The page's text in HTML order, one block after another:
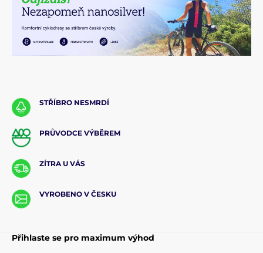
STŘÍBRO NESMRDÍ
PRŮVODCE VÝBĚREM
ZÍTRA U VÁS
VYROBENO V ČESKU
Přihlaste se pro maximum výhod